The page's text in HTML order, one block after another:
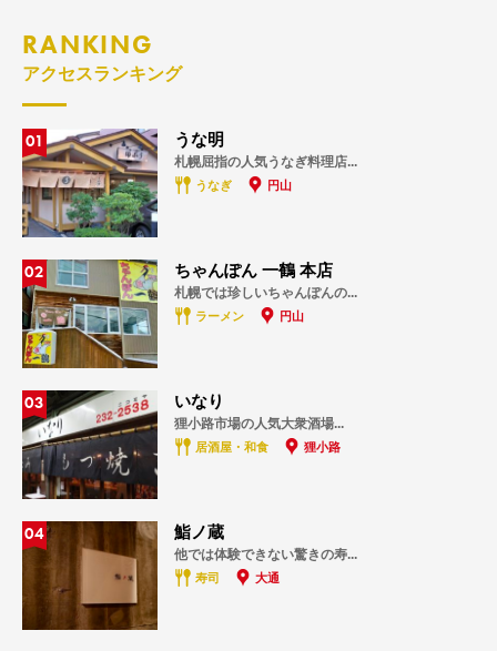
RANKING
アクセスランキング
01 うな明
札幌屈指の人気うなぎ料理店...
うなぎ 円山
02 ちゃんぽん 一鶴 本店
札幌では珍しいちゃんぽんの...
ラーメン 円山
03 いなり
狸小路市場の人気大衆酒場...
居酒屋・和食 狸小路
04 鮨ノ蔵
他では体験できない驚きの寿...
寿司 大通